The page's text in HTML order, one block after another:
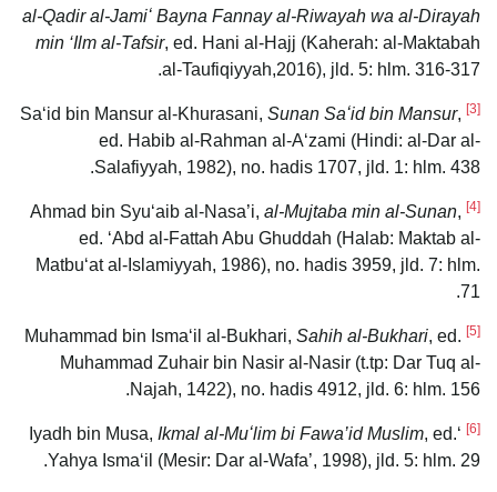
al-Qadir al-Jamiʻ Bayna Fannay al-Riwayah wa al-Dirayah
min ‘Ilm al-Tafsir, ed. Hani al-Hajj (Kaherah: al-Maktabah
al-Taufiqiyyah,2016), jld. 5: hlm. 316-317.
[3]
Sunan Saʻid bin Mansur,
ed. Habib al-Rahman al-Aʻzami (Hindi: al-Dar al-
Salafiyyah, 1982), no. hadis 1707, jld. 1: hlm. 438.
[4]
al-Mujtaba min al-Sunan,
ed. ‘Abd al-Fattah Abu Ghuddah (Halab: Maktab al-
Matbuʻat al-Islamiyyah, 1986), no. hadis 3959, jld. 7: hlm.
71.
[5]
Sahih al-Bukhari, ed.
Muhammad Zuhair bin Nasir al-Nasir (t.tp: Dar Tuq al-
Najah, 1422), no. hadis 4912, jld. 6: hlm. 156.
[6]
‘Iyadh bin Musa,
Ikmal al-Muʻlim bi Fawa’id Muslim, ed.
Yahya Ismaʻil (Mesir: Dar al-Wafa’, 1998), jld. 5: hlm. 29.